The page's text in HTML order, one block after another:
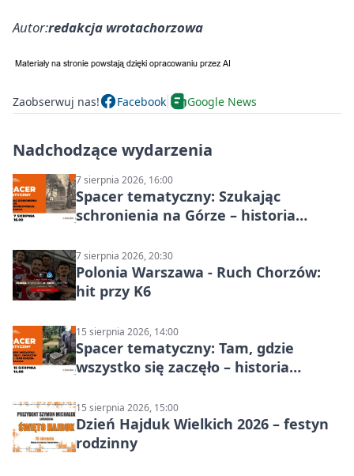
Autor:redakcja wrotachorzowa
Zaobserwuj nas! Facebook Google News
Nadchodzące wydarzenia
7 sierpnia 2026, 16:00
Spacer tematyczny: Szukając
schronienia na Górze – historia
7 sierpnia 2026, 20:30
Polonia Warszawa - Ruch Chorzów:
hit przy K6
15 sierpnia 2026, 14:00
Spacer tematyczny: Tam, gdzie
wszystko się zaczęło – historia
15 sierpnia 2026, 15:00
Dzień Hajduk Wielkich 2026 – festyn
rodzinny